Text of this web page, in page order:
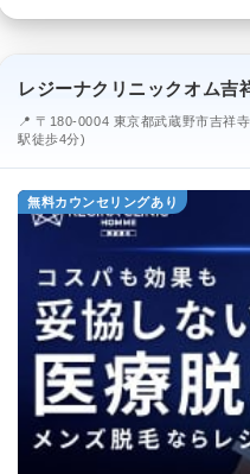
レジーナクリニックオム吉
📍 〒180-0004 東京都武蔵野市吉祥
駅徒歩4分)
無料カウンセリングあり